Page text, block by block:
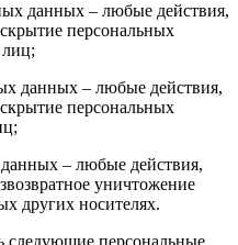
данных – любые действия,
персональных
данных – любые действия,
персональных
– любые действия,
уничтожение
других носителях.